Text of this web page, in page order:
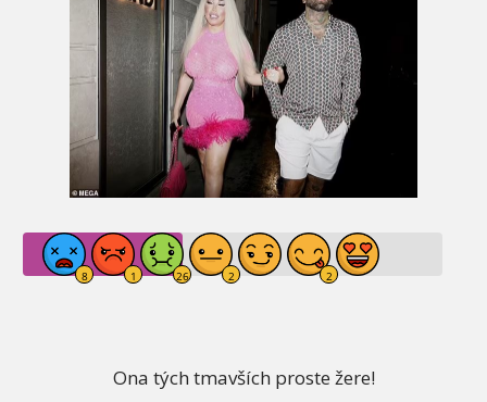
Ona tých tmavších proste žere!